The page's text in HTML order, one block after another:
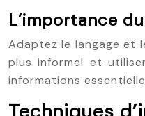
L’importance
Adaptez le langage et
plus informel et
informations